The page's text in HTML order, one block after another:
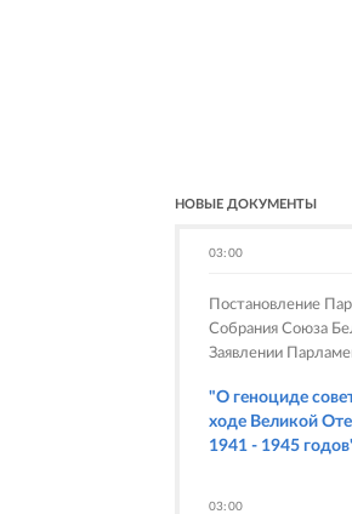
НОВЫЕ ДОКУМЕНТЫ
03:00
Постановление
Собрания Союза
Заявлении
"О геноциде
ходе Великой
1941 - 1945
03:00